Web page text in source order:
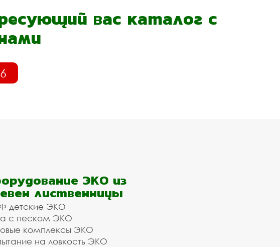
вас каталог с
ЭКО из
лиственницы
детские ЭКО
с песком ЭКО
комплексы ЭКО
на ловкость ЭКО